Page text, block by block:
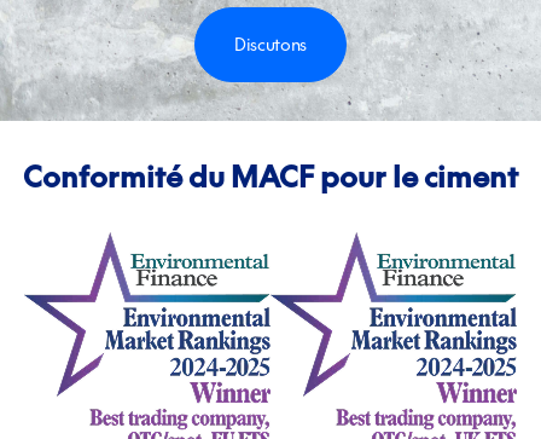
Discutons
Conformité du MACF pour le ciment